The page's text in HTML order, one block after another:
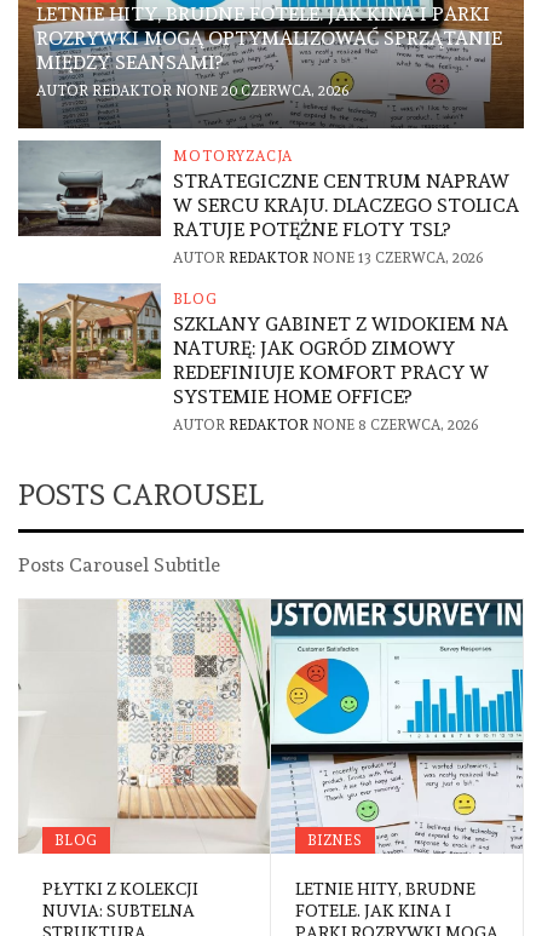
LETNIE HITY, BRUDNE FOTELE. JAK KINA I PARKI
ROZRYWKI MOGĄ OPTYMALIZOWAĆ SPRZĄTANIE
MIĘDZY SEANSAMI?
AUTOR REDAKTOR NONE 20 CZERWCA, 2026
MOTORYZACJA
STRATEGICZNE CENTRUM NAPRAW
W SERCU KRAJU. DLACZEGO STOLICA
RATUJE POTĘŻNE FLOTY TSL?
AUTOR REDAKTOR NONE 13 CZERWCA, 2026
BLOG
SZKLANY GABINET Z WIDOKIEM NA
NATURĘ: JAK OGRÓD ZIMOWY
REDEFINIUJE KOMFORT PRACY W
SYSTEMIE HOME OFFICE?
AUTOR REDAKTOR NONE 8 CZERWCA, 2026
POSTS CAROUSEL
Posts Carousel Subtitle
BLOG
PŁYTKI Z KOLEKCJI
NUVIA: SUBTELNA
BIZNES
LETNIE HITY, BRUDNE
FOTELE. JAK KINA I